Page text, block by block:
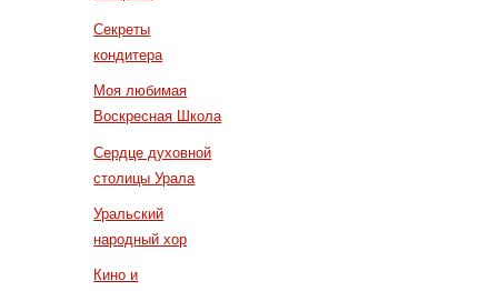
Секреты
кондитера
Моя любимая
Воскресная Школа
Сердце духовной
столицы Урала
Уральский
народный хор
Кино и